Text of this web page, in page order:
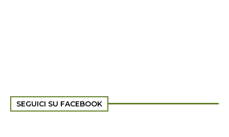
SEGUICI SU FACEBOOK